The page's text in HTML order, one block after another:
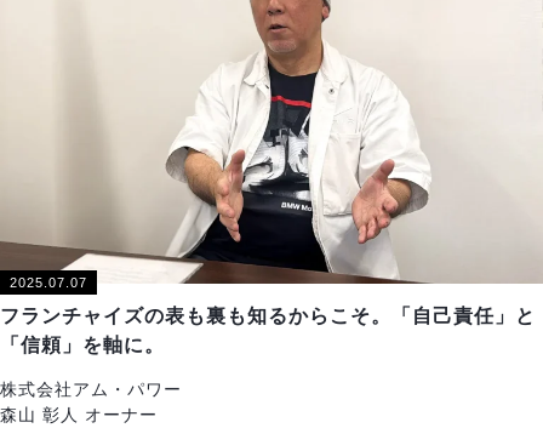
2025.07.07
フランチャイズの表も裏も知るからこそ。「自己責任」と
「信頼」を軸に。
株式会社アム・パワー
森山 彰人 オーナー